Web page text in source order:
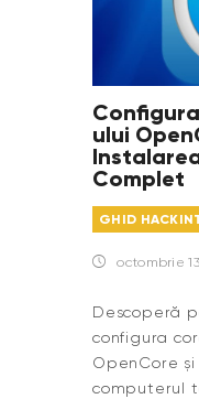
ului
Complet
GHID
octombrie
Descoperă
configura
OpenCore
computerul